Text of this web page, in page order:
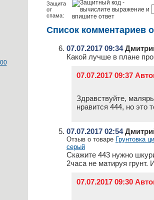
Защита
от
спама:
Список комментариев
07.07.2017 09:34
Какой лучше в плане
07.07.2017 09:37
Здравствуйте,
нравится 444, но это
07.07.2017 02:54
Отзыв о товаре Грунтовка
серый
Скажите 443 нужно
2часа не матируя
07.07.2017 09:30